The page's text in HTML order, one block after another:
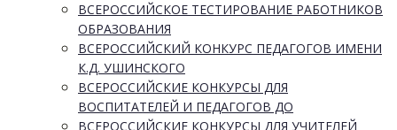
ВСЕРОССИЙСКОЕ ТЕСТИРОВАНИЕ РАБОТНИКОВ
ОБРАЗОВАНИЯ
ВСЕРОССИЙСКИЙ КОНКУРС ПЕДАГОГОВ ИМЕНИ
К.Д. УШИНСКОГО
ВСЕРОССИЙСКИЕ КОНКУРСЫ ДЛЯ
ВОСПИТАТЕЛЕЙ И ПЕДАГОГОВ ДО
ВСЕРОССИЙСКИЕ КОНКУРСЫ ДЛЯ УЧИТЕЛЕЙ